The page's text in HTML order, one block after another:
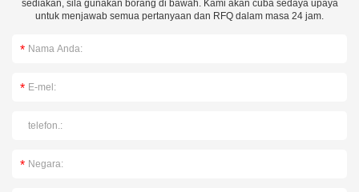
sediakan, sila gunakan borang di bawah. Kami akan cuba sedaya upaya
untuk menjawab semua pertanyaan dan RFQ dalam masa 24 jam.